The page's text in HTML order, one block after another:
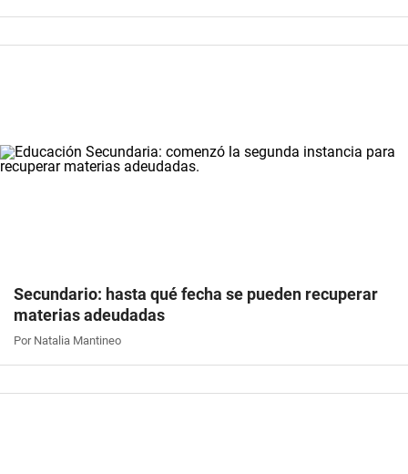
Secundario: hasta qué fecha se pueden recuperar
materias adeudadas
Por Natalia Mantineo